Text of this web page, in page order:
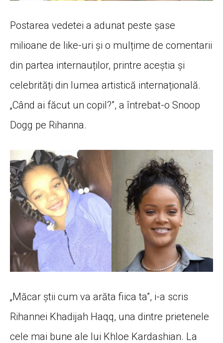
Postarea vedetei a adunat peste șase
milioane de like-uri și o mulțime de comentarii
din partea internauților, printre aceștia și
celebrități din lumea artistică internațională.
„Când ai făcut un copil?”, a întrebat-o Snoop
Dogg pe Rihanna.
„Măcar știi cum va arăta fiica ta”, i-a scris
Rihannei Khadijah Haqq, una dintre prietenele
cele mai bune ale lui Khloe Kardashian. La